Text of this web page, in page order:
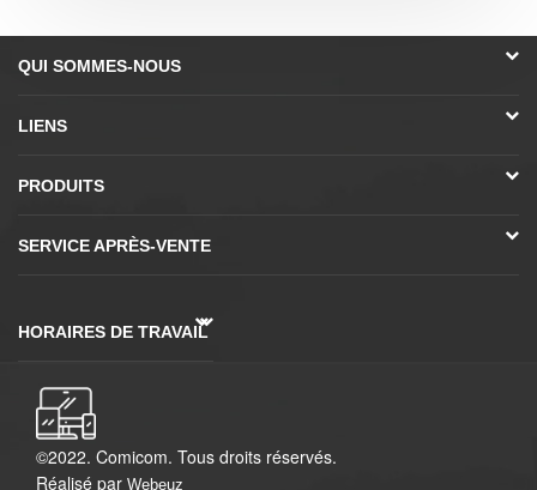
QUI SOMMES-NOUS
LIENS
PRODUITS
SERVICE APRÈS-VENTE
HORAIRES DE TRAVAIL
©2022. Comicom. Tous droits réservés.
Réalisé par Webeuz